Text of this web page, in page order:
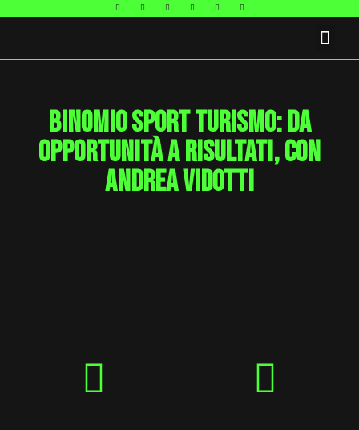
Binomio sport turismo: da
opportunità a risultati, con
Andrea Vidotti